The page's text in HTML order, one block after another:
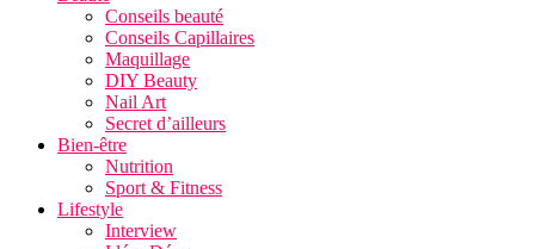
Conseils beauté
Conseils Capillaires
Maquillage
DIY Beauty
Nail Art
Secret d’ailleurs
Bien-être
Nutrition
Sport & Fitness
Lifestyle
Interview